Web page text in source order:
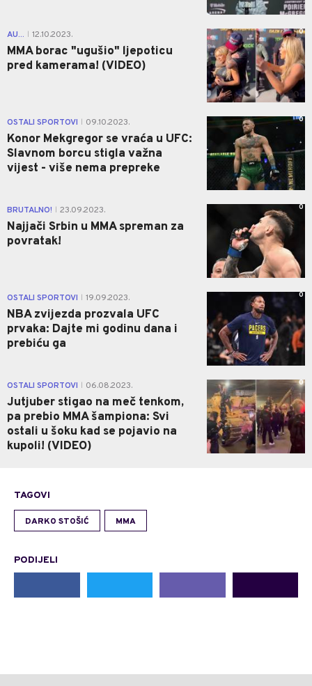
AU... 12.10.2023.
MMA borac "ugušio" ljepoticu
pred kamerama! (VIDEO)
0
OSTALI SPORTOVI 09.10.2023.
Konor Mekgregor se vraća u UFC:
Slavnom borcu stigla važna
vijest - više nema prepreke
0
BRUTALNO! 23.09.2023.
Najjači Srbin u MMA spreman za
povratak!
0
OSTALI SPORTOVI 19.09.2023.
NBA zvijezda prozvala UFC
prvaka: Dajte mi godinu dana i
prebiću ga
0
OSTALI SPORTOVI 06.08.2023.
Jutjuber stigao na meč tenkom,
pa prebio MMA šampiona: Svi
ostali u šoku kad se pojavio na
kupoli! (VIDEO)
0
TAGOVI
DARKO STOŠIĆ MMA
PODIJELI